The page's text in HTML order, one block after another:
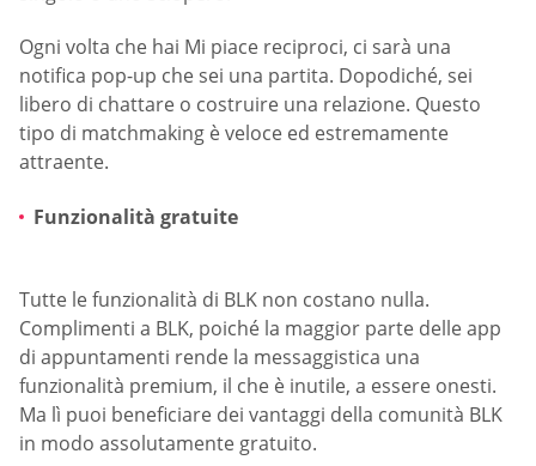
Ogni volta che hai Mi piace reciproci, ci sarà una
notifica pop-up che sei una partita. Dopodiché, sei
libero di chattare o costruire una relazione. Questo
tipo di matchmaking è veloce ed estremamente
attraente.
Funzionalità gratuite
Tutte le funzionalità di BLK non costano nulla.
Complimenti a BLK, poiché la maggior parte delle app
di appuntamenti rende la messaggistica una
funzionalità premium, il che è inutile, a essere onesti.
Ma lì puoi beneficiare dei vantaggi della comunità BLK
in modo assolutamente gratuito.